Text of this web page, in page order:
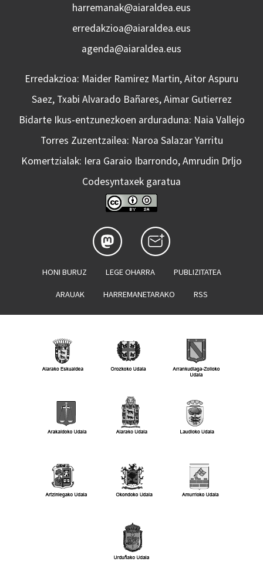
harremanak@aiaraldea.eus
erredakzioa@aiaraldea.eus
agenda@aiaraldea.eus
Erredakzioa: Maider Ramirez Martin, Aitor Aspuru
Saez, Txabi Alvarado Bañares, Aimar Gutierrez
Bidarte Ikus-entzunezkoen arduraduna: Naia Vallejo
Torres Zuzentzailea: Naroa Salazar Yarritu
Komertzialak: Iera Garaio Ibarrondo, Amrudin Drljo
Codesyntaxek garatua
HONI BURUZ LEGE OHARRA PUBLIZITATEA
ARAUAK HARREMANETARAKO RSS